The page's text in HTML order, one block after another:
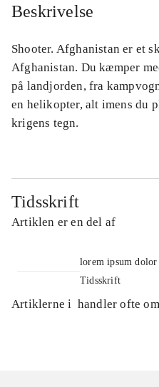
Beskrivelse
Shooter. Afghanistan er et
Afghanistan. Du kæmper
på landjorden, fra
en helikopter, alt imens du
krigens tegn.
Tidsskrift
Artiklen er en del af
lorem ipsum dolor
Tidsskrift
Artiklerne i handler ofte om